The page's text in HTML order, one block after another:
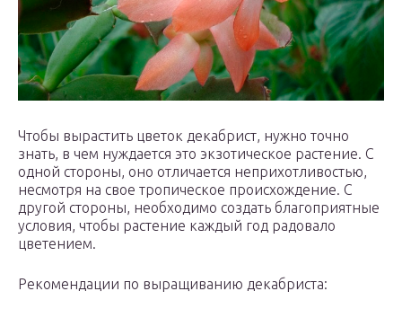
Чтобы вырастить цветок декабрист, нужно точно
знать, в чем нуждается это экзотическое растение. С
одной стороны, оно отличается неприхотливостью,
несмотря на свое тропическое происхождение. С
другой стороны, необходимо создать благоприятные
условия, чтобы растение каждый год радовало
цветением.
Рекомендации по выращиванию декабриста: